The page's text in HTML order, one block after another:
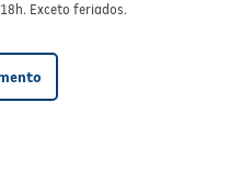
Exceto feriados.